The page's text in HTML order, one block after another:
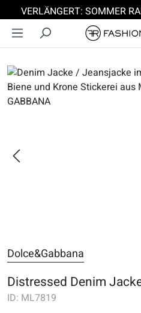
Zum Hauptinhalt springen
VERLÄNGERT: SOMMER
Bildergalerie überspringen
Dolce&Gabbana
Distressed Denim
ID: ML7819